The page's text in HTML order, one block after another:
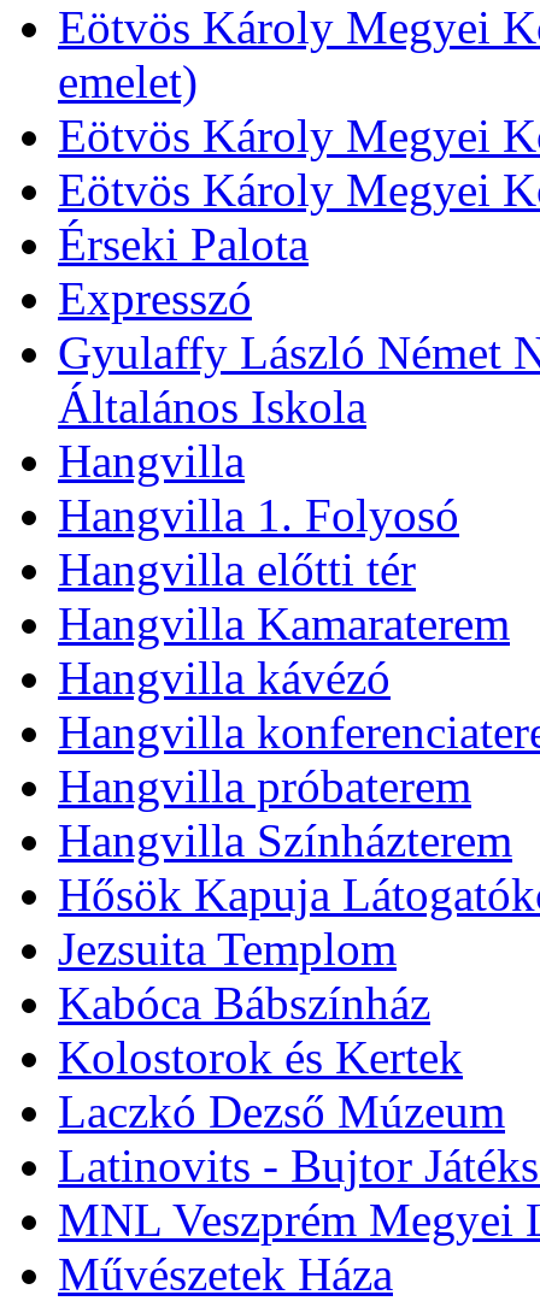
Eötvös Károly Megyei
emelet)
Eötvös Károly Megyei
Eötvös Károly Megyei
Érseki Palota
Expresszó
Gyulaffy László Német
Általános Iskola
Hangvilla
Hangvilla 1. Folyosó
Hangvilla előtti tér
Hangvilla Kamaraterem
Hangvilla kávézó
Hangvilla
Hangvilla próbaterem
Hangvilla Színházterem
Hősök Kapuja
Jezsuita Templom
Kabóca Bábszínház
Kolostorok és Kertek
Laczkó Dezső Múzeum
Latinovits - Bujtor
MNL Veszprém Megyei
Művészetek Háza